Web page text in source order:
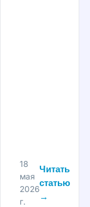
18
мая
2026
г.
Читать
статью
→